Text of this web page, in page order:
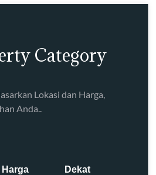
Category
Lokasi dan Harga,
Anda..
Harga
Dekat